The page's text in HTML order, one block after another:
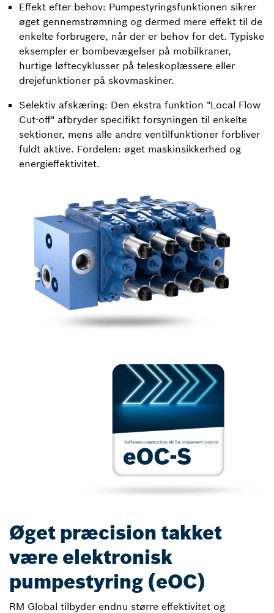
Effekt efter behov: Pumpestyringsfunktionen sikrer
øget gennemstrømning og dermed mere effekt til de
enkelte forbrugere, når der er behov for det. Typiske
eksempler er bombevægelser på mobilkraner,
hurtige løftecyklusser på teleskoplæssere eller
drejefunktioner på skovmaskiner.
Selektiv afskæring: Den ekstra funktion "Local Flow
Cut-off" afbryder specifikt forsyningen til enkelte
sektioner, mens alle andre ventilfunktioner forbliver
fuldt aktive. Fordelen: øget maskinsikkerhed og
energieffektivitet.
Øget præcision takket
være elektronisk
pumpestyring (eOC)
RM Global tilbyder endnu større effektivitet og